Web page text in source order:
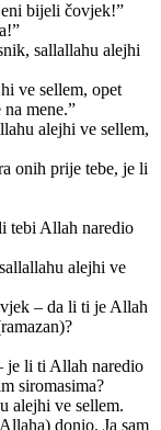
bijeli čovjek!”
sallallahu alejhi
ve sellem, opet
mene.”
alejhi ve sellem,
onih prije tebe, je li
tebi Allah naredio
alejhi ve
– da li ti je Allah
je li ti Allah naredio
siromasima?
alejhi ve sellem.
donio. Ja sam